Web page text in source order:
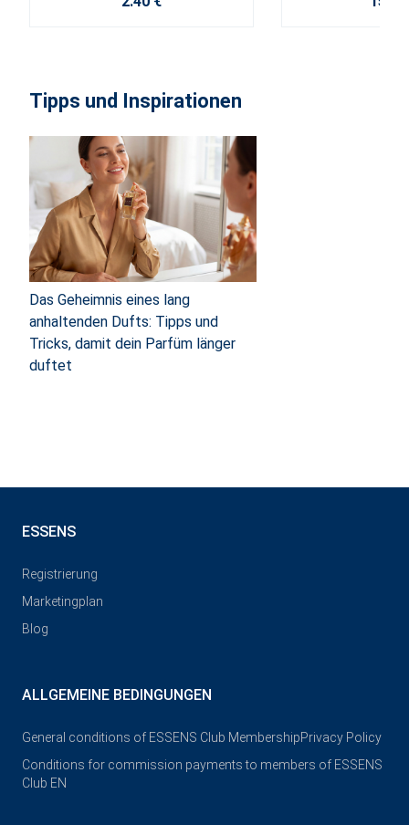
Tipps und Inspirationen
Das Geheimnis eines lang
anhaltenden Dufts: Tipps und
Tricks, damit dein Parfüm länger
duftet
ESSENS
Registrierung
Marketingplan
Blog
ALLGEMEINE BEDINGUNGEN
General conditions of ESSENS Club MembershipPrivacy Policy
Conditions for commission payments to members of ESSENS
Club EN